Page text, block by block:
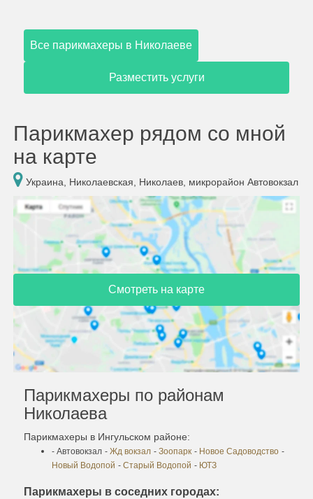
Все парикмахеры в Николаеве
Разместить услуги
Парикмахер рядом со мной
на карте
Украина, Николаевская, Николаев, микрорайон Автовокзал
Смотреть на карте
Парикмахеры по районам
Николаева
Парикмахеры в Ингульском районе:
- Автовокзал - Жд вокзал - Зоопарк - Новое Садоводство -
Новый Водопой - Старый Водопой - ЮТЗ
Парикмахеры в соседних городах: